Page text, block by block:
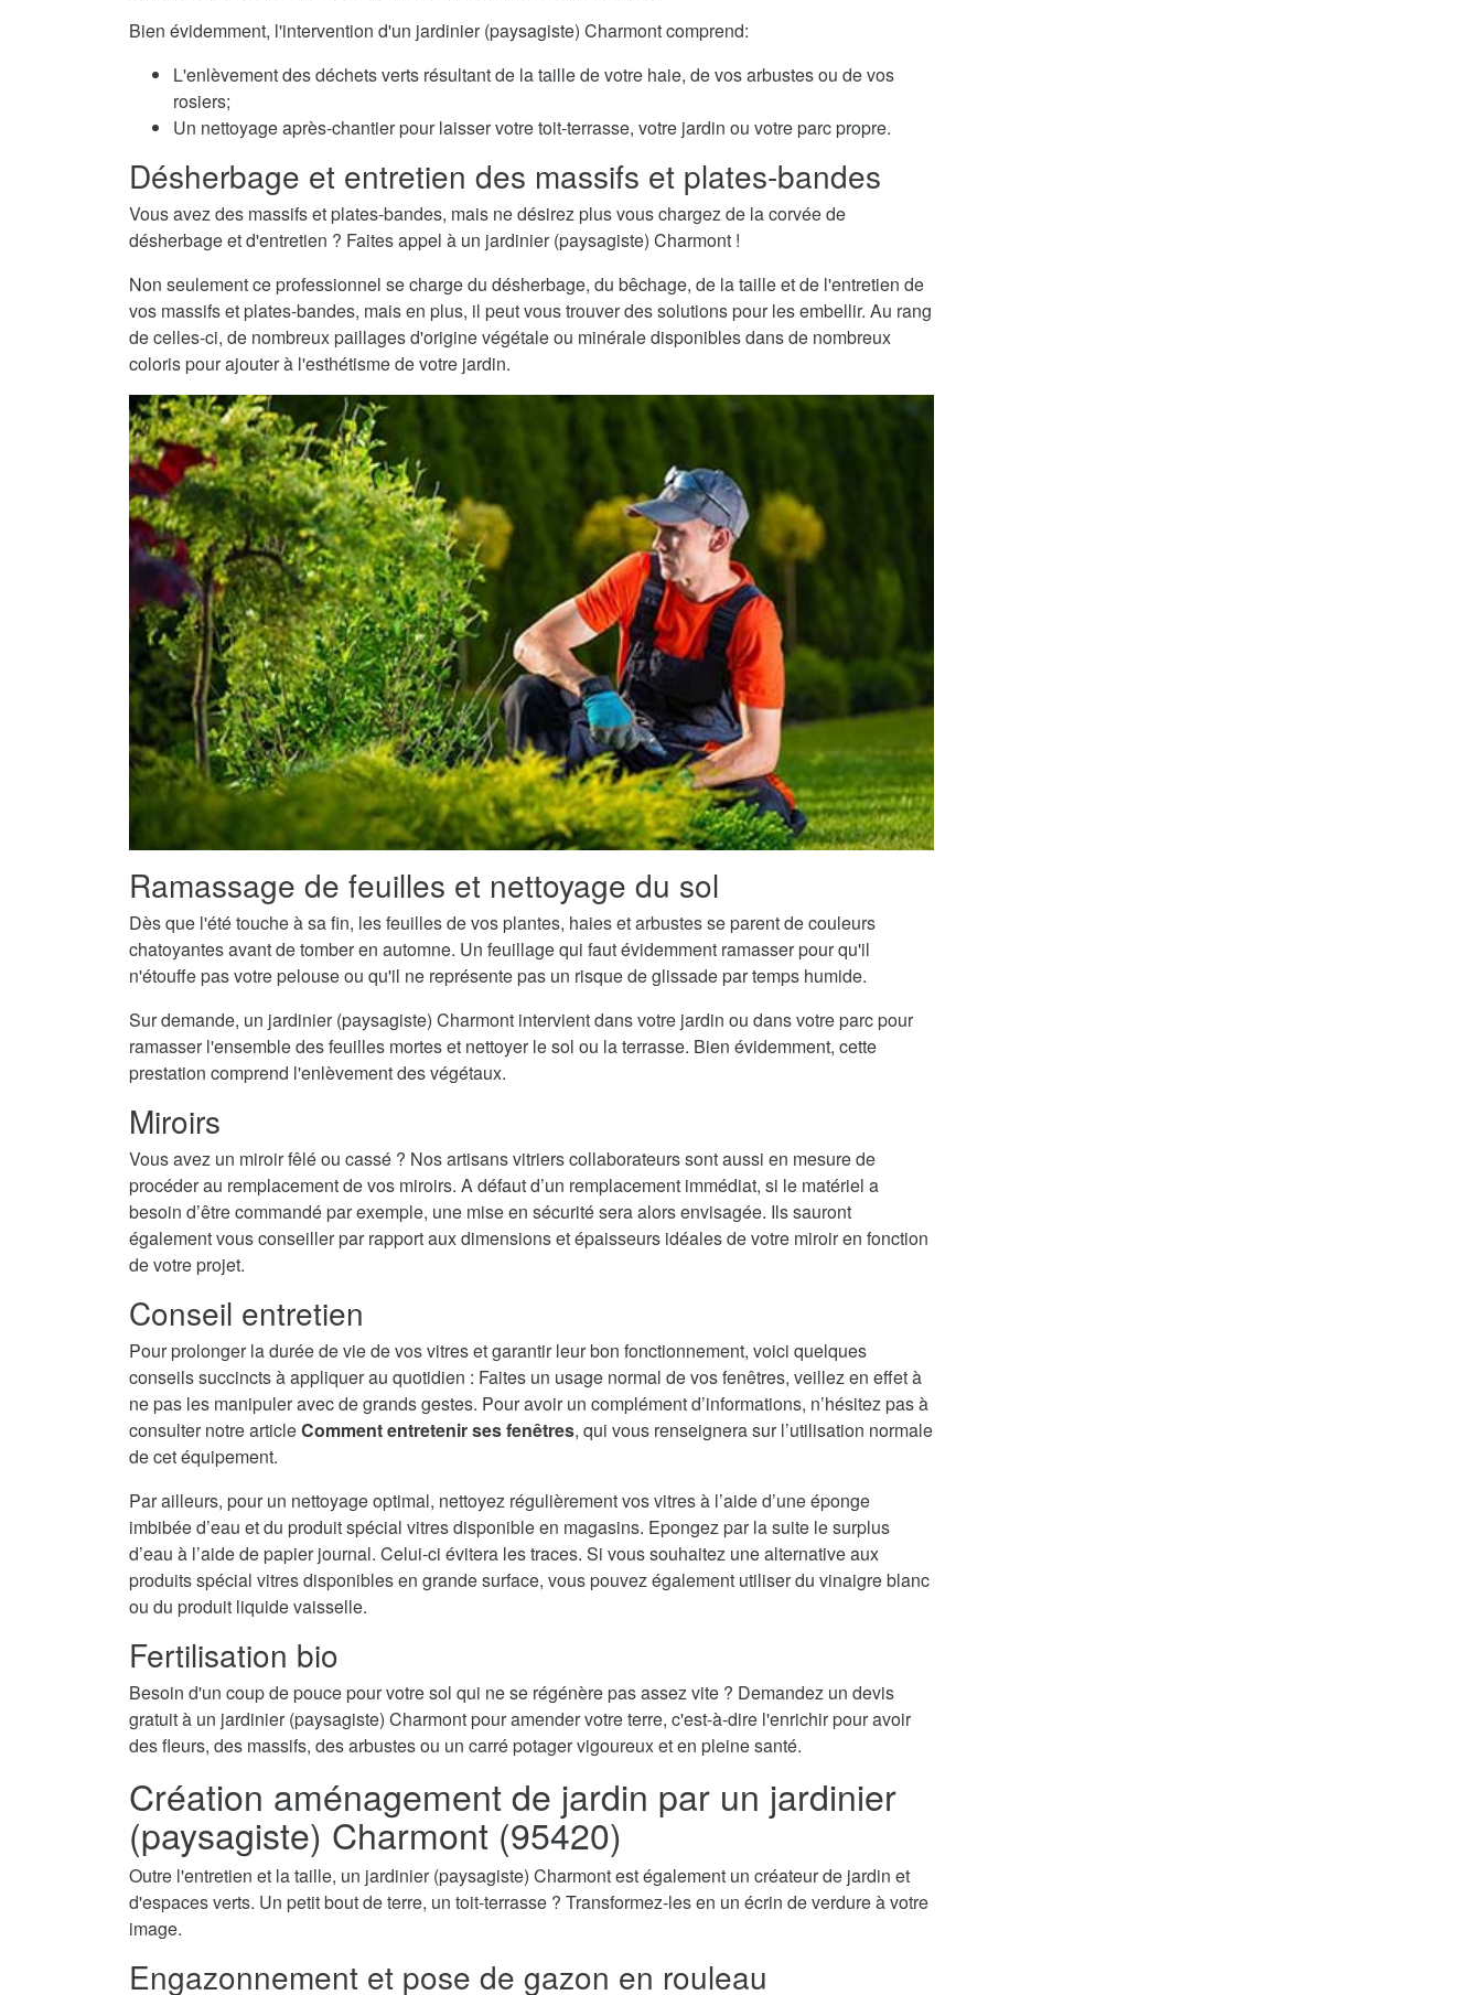
Bien évidemment, l'intervention d'un jardinier (paysagiste) Charmont comprend:
L'enlèvement des déchets verts résultant de la taille de votre haie, de vos arbustes ou de vos
rosiers;
Un nettoyage après-chantier pour laisser votre toit-terrasse, votre jardin ou votre parc propre.
Désherbage et entretien des massifs et plates-bandes
Vous avez des massifs et plates-bandes, mais ne désirez plus vous chargez de la corvée de
désherbage et d'entretien ? Faites appel à un jardinier (paysagiste) Charmont !
Non seulement ce professionnel se charge du désherbage, du bêchage, de la taille et de l'entretien de
vos massifs et plates-bandes, mais en plus, il peut vous trouver des solutions pour les embellir. Au rang
de celles-ci, de nombreux paillages d'origine végétale ou minérale disponibles dans de nombreux
coloris pour ajouter à l'esthétisme de votre jardin.
Ramassage de feuilles et nettoyage du sol
Dès que l'été touche à sa fin, les feuilles de vos plantes, haies et arbustes se parent de couleurs
chatoyantes avant de tomber en automne. Un feuillage qui faut évidemment ramasser pour qu'il
n'étouffe pas votre pelouse ou qu'il ne représente pas un risque de glissade par temps humide.
Sur demande, un jardinier (paysagiste) Charmont intervient dans votre jardin ou dans votre parc pour
ramasser l'ensemble des feuilles mortes et nettoyer le sol ou la terrasse. Bien évidemment, cette
prestation comprend l'enlèvement des végétaux.
Miroirs
Vous avez un miroir fêlé ou cassé ? Nos artisans vitriers collaborateurs sont aussi en mesure de
procéder au remplacement de vos miroirs. A défaut d’un remplacement immédiat, si le matériel a
besoin d’être commandé par exemple, une mise en sécurité sera alors envisagée. Ils sauront
également vous conseiller par rapport aux dimensions et épaisseurs idéales de votre miroir en fonction
de votre projet.
Conseil entretien
Pour prolonger la durée de vie de vos vitres et garantir leur bon fonctionnement, voici quelques
conseils succincts à appliquer au quotidien : Faites un usage normal de vos fenêtres, veillez en effet à
ne pas les manipuler avec de grands gestes. Pour avoir un complément d’informations, n’hésitez pas à
consulter notre articleComment entretenir ses fenêtres, qui vous renseignera sur l’utilisation normale
de cet équipement.
Par ailleurs, pour un nettoyage optimal, nettoyez régulièrement vos vitres à l’aide d’une éponge
imbibée d’eau et du produit spécial vitres disponible en magasins. Epongez par la suite le surplus
d’eau à l’aide de papier journal. Celui-ci évitera les traces. Si vous souhaitez une alternative aux
produits spécial vitres disponibles en grande surface, vous pouvez également utiliser du vinaigre blanc
ou du produit liquide vaisselle.
Fertilisation bio
Besoin d'un coup de pouce pour votre sol qui ne se régénère pas assez vite ? Demandez un devis
gratuit à un jardinier (paysagiste) Charmont pour amender votre terre, c'est-à-dire l'enrichir pour avoir
des fleurs, des massifs, des arbustes ou un carré potager vigoureux et en pleine santé.
Création aménagement de jardin par un jardinier
(paysagiste) Charmont (95420)
Outre l'entretien et la taille, un jardinier (paysagiste) Charmont est également un créateur de jardin et
d'espaces verts. Un petit bout de terre, un toit-terrasse ? Transformez-les en un écrin de verdure à votre
image.
Engazonnement et pose de gazon en rouleau